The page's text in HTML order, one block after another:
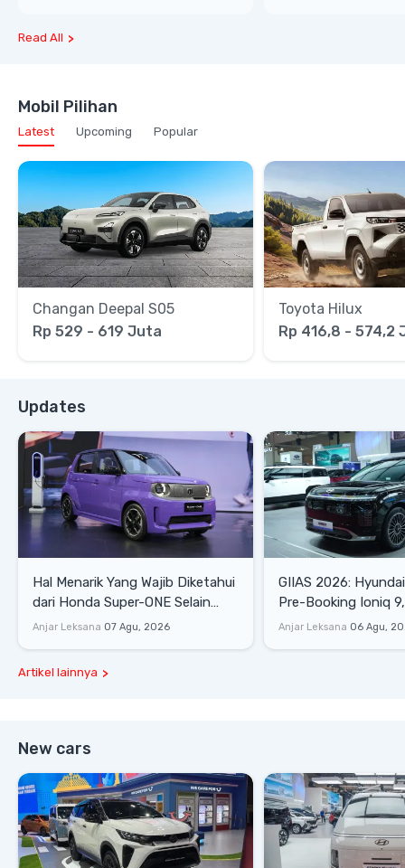
Read All
Mobil Pilihan
Latest Upcoming Popular
Changan Deepal S05
Rp 529 - 619 Juta
Toyota Hilux
Rp 416,8 - 574,2
Updates
Hal Menarik Yang Wajib Diketahui
dari Honda Super-ONE Selain
Harga
Anjar Leksana 07 Agu, 2026
GIIAS 2026:
Pre-Booking Ioniq
Rp1,49 Miliar
Anjar Leksana 06 Agu,
Artikel lainnya
New cars